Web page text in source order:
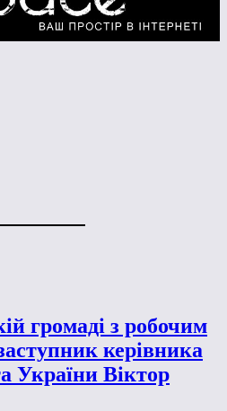
громаді з робочим
керівника
України Віктор